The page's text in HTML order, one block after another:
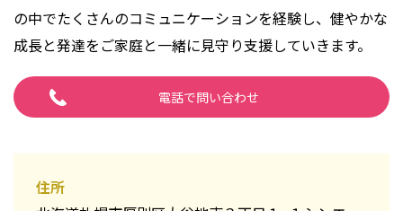
の中でたくさんのコミュニケーションを経験し、健やかな
成長と発達をご家庭と一緒に見守り支援していきます。
電話で問い合わせ
住所